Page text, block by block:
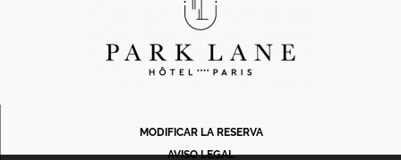
MODIFICAR LA RESERVA
AVISO LEGAL